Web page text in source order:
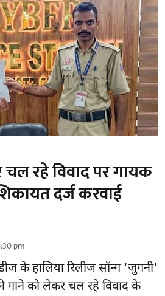
रहे विवाद पर गायक
दर्ज करवाई
pm
के हालिया रिलीज सॉन्ग 'जुगनी'
गाने को लेकर चल रहे विवाद के